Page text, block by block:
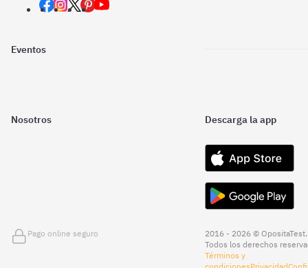
Eventos
Nosotros Descarga la app
Pago online seguro
2016 - 2026 © OpositaTest.
Todos los derechos
Términos y